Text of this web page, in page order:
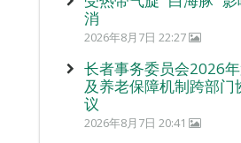
消
2026年8月7日 22:27
长者事务委员会2026
及养老保障机制跨部门
议
2026年8月7日 20:41